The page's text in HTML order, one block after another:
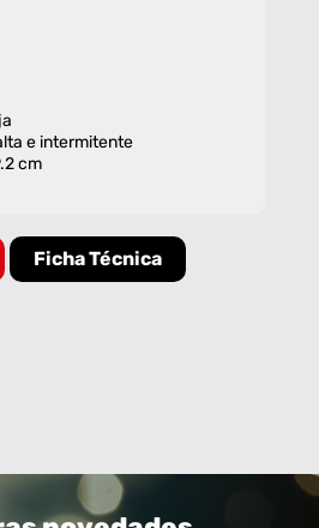
e intermitente
cm
Ficha Técnica